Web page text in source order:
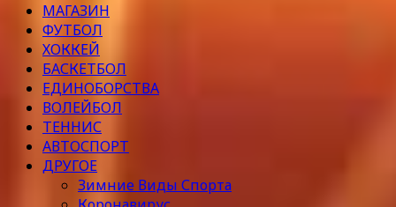
МАГАЗИН
ФУТБОЛ
ХОККЕЙ
БАСКЕТБОЛ
ЕДИНОБОРСТВА
ВОЛЕЙБОЛ
ТЕННИС
АВТОСПОРТ
ДРУГОЕ
Зимние Виды Спорта